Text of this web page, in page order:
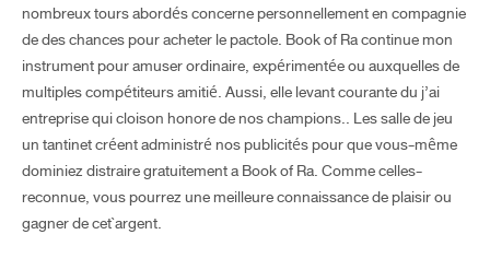
nombreux tours abordés concerne personnellement en compagnie
de des chances pour acheter le pactole. Book of Ra continue mon
instrument pour amuser ordinaire, expérimentée ou auxquelles de
multiples compétiteurs amitié. Aussi, elle levant courante du j’ai
entreprise qui cloison honore de nos champions.. Les salle de jeu
un tantinet créent administré nos publicités pour que vous-même
dominiez distraire gratuitement a Book of Ra. Comme celles-
reconnue, vous pourrez une meilleure connaissance de plaisir ou
gagner de cet`argent.